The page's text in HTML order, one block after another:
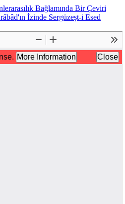
Bağlamında Bir Çeviri
İzinde Sergüzeşt-i Esed